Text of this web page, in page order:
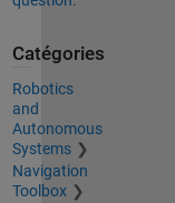
Catégories
Robotics
and
Autonomous
Systems
Navigation
Toolbox